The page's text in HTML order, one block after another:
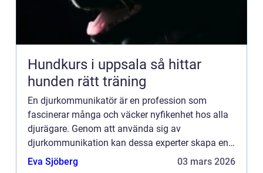
Hundkurs i uppsala så hittar
hunden rätt träning
En djurkommunikatör är en profession som
fascinerar många och väcker nyfikenhet hos alla
djurägare. Genom att använda sig av
djurkommunikation kan dessa experter skapa en
unik förståelse mellan människor...
Eva Sjöberg 03 mars 2026